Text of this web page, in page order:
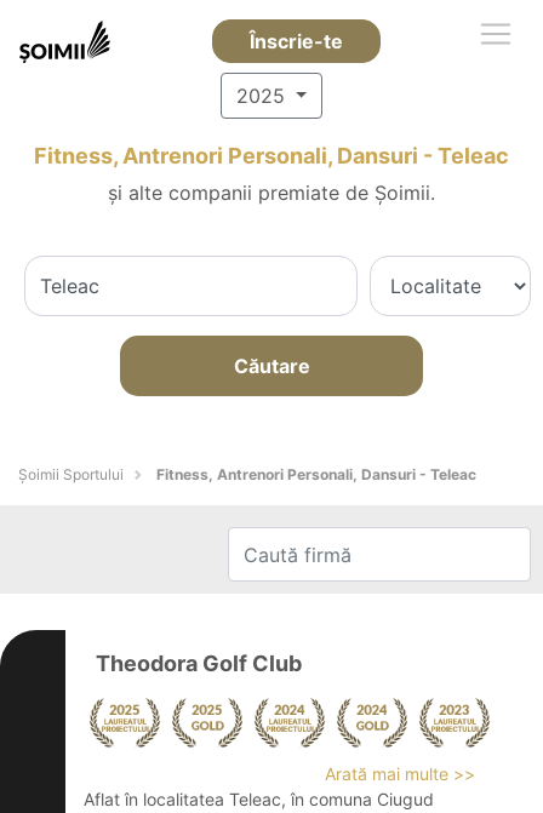
Înscrie-te
2025
Fitness, Antrenori Personali, Dansuri - Teleac
și alte companii premiate de Șoimii.
Căutare
Șoimii Sportului Fitness, Antrenori Personali, Dansuri - Teleac
Theodora Golf Club
Arată mai multe >>
Aflat în localitatea Teleac, în comuna Ciugud